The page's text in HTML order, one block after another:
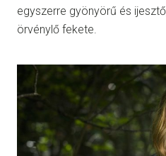
egyszerre gyönyörű és
örvénylő fekete.